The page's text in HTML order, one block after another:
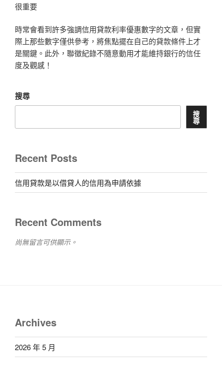
很重要
時常會看到許多強調信用貸款利率優惠數字的文章，但實
際上那些數字僅供參考，將焦點擺在自己的貸款條件上才
是關鍵。此外，聯徵紀錄不隨意動用才能維持銀行的信任
度及觀感！
搜尋
搜
尋
Recent Posts
信用貸款是以借貸人的信用為申請依據
Recent Comments
尚無留言可供顯示。
Archives
2026 年 5 月